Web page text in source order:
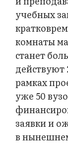
учебных
комнаты
станет
действуют
рамках
уже 50
заявки и
в